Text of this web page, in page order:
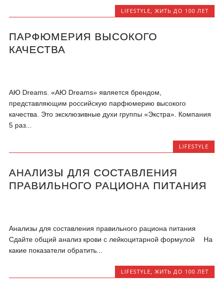
LIFESTYLE, ЖИТЬ ДО 100 ЛЕТ
ПАРФЮМЕРИЯ ВЫСОКОГО
КАЧЕСТВА
АЮ Dreams. «АЮ Dreams» является брендом,
представляющим российскую парфюмерию высокого
качества. Это эксклюзивные духи группы «Экстра». Компания
5 раз...
LIFESTYLE
АНАЛИЗЫ ДЛЯ СОСТАВЛЕНИЯ
ПРАВИЛЬНОГО РАЦИОНА ПИТАНИЯ
Анализы для составления правильного рациона питания ⠀⠀
Сдайте общий анализ крови с лейкоцитарной формулой ⠀ На
какие показатели обратить...
LIFESTYLE ЖИТЬ ДО 100 ЛЕТ